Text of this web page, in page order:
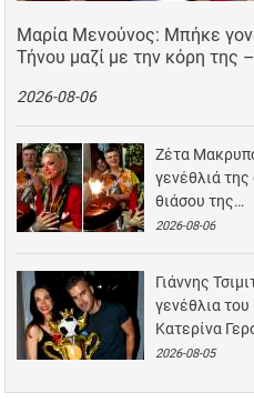
Μαρία Μενούνος: Μπήκε
Τήνου μαζί με την κόρη της
2026-08-06
Ζέτα
γενέθλιά
θιάσου της…
2026-08-06
Γιάννης
γενέθλια
Κατερίνα
2026-08-05